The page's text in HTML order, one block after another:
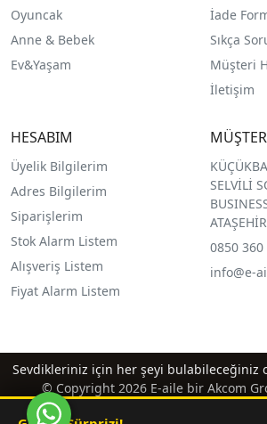
Oyuncak
Anne & Bebek
Ev&Yaşam
İade
Sıkça
Müşteri
İletişim
HESABIM
Üyelik Bilgilerim
Adres Bilgilerim
Siparişlerim
Stok Alarm Listem
Alışveriş Listem
Fiyat Alarm Listem
SELVİLİ
0850 360
info@e-
Sevdikleriniz için her şeyi bulabileceğiniz
© Copyright 2026 E-aile bir Akcom